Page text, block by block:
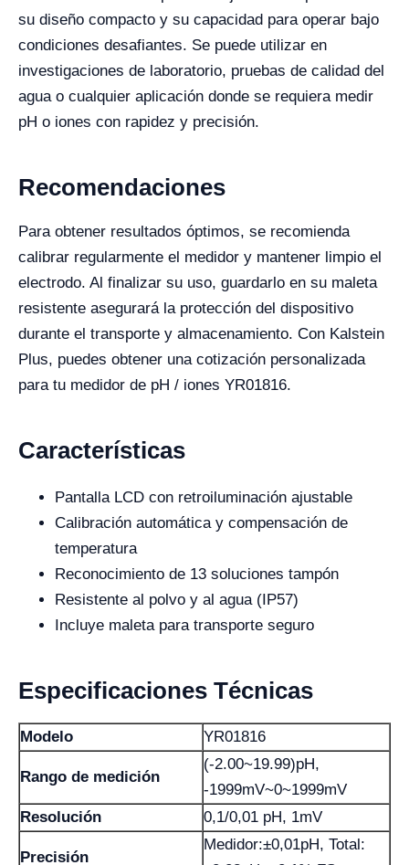
su diseño compacto y su capacidad para operar bajo
condiciones desafiantes. Se puede utilizar en
investigaciones de laboratorio, pruebas de calidad del
agua o cualquier aplicación donde se requiera medir
pH o iones con rapidez y precisión.
Recomendaciones
Para obtener resultados óptimos, se recomienda
calibrar regularmente el medidor y mantener limpio el
electrodo. Al finalizar su uso, guardarlo en su maleta
resistente asegurará la protección del dispositivo
durante el transporte y almacenamiento. Con Kalstein
Plus, puedes obtener una cotización personalizada
para tu medidor de pH / iones YR01816.
Características
Pantalla LCD con retroiluminación ajustable
Calibración automática y compensación de
temperatura
Reconocimiento de 13 soluciones tampón
Resistente al polvo y al agua (IP57)
Incluye maleta para transporte seguro
Especificaciones Técnicas
Modelo YR01816
Rango de medición
(-2.00~19.99)pH,
-1999mV~0~1999mV
Resolución
0,1/0,01 pH, 1mV
Precisión
Medidor:±0,01pH, Total: